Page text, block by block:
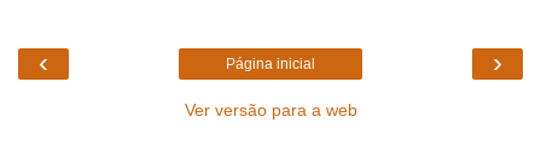
‹ ›
Página inicial
Ver versão para a web